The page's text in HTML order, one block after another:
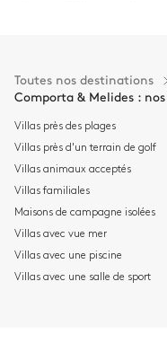
ITALIE
190 villas à louer
Toutes nos destinations
Comporta & Melides :
Villas près des plages
Villas près d'un terrain de golf
Villas animaux acceptés
Villas familiales
Maisons de campagne isolées
Villas avec vue mer
Villas avec une piscine
Villas avec une salle de sport